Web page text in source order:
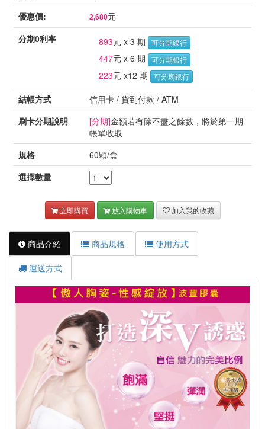
優惠價:
2,680元
分期0利率
893元 x 3 期 可分期銀行
447元 x 6 期 可分期銀行
223元 x12 期 可分期銀行
結帳方式
信用卡 / 貨到付款 / ATM
刷卡分期說明
[分期]金額若有除不盡之餘數，將於第一期
帳單收取
規格
60顆/盒
選擇數量
立即購買 放入購物車 加入我的收藏
商品介紹 商品規格 使用方式
運送方式